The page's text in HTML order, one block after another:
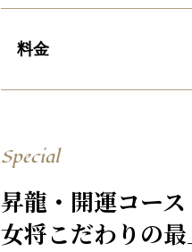
料金
Special
昇龍・開運コース
女将こだわりの